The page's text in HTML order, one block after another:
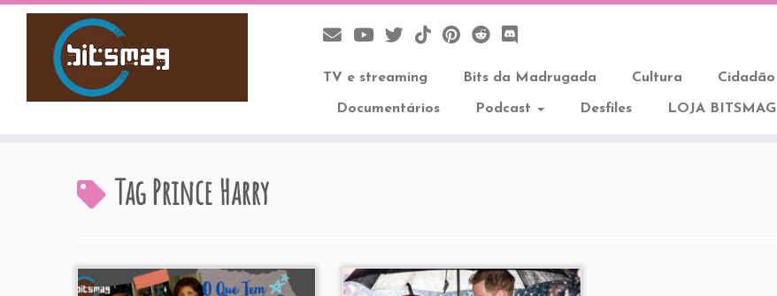
TV e streaming Bits da Madrugada Cultura Cidadão
Documentários Podcast Desfiles LOJA BITSMAG
TagPrince Harry